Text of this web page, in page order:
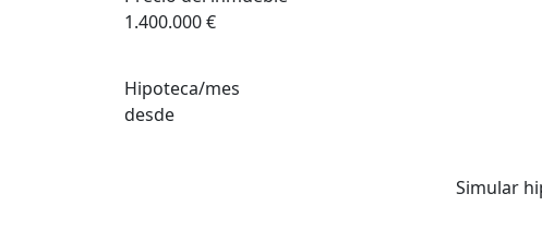
1.400.000 €
Hipoteca/mes
desde
Simular